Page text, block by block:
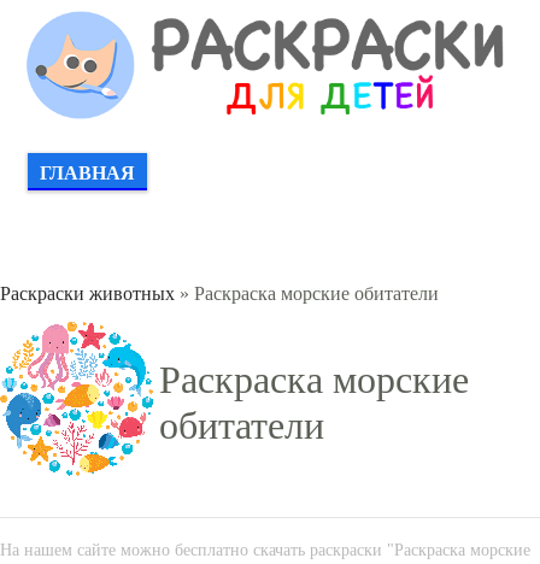
ГЛАВНАЯ
Раскраски животных » Раскраска морские обитатели
Раскраска морские
обитатели
На нашем сайте можно бесплатно скачать раскраски "Раскраска морские